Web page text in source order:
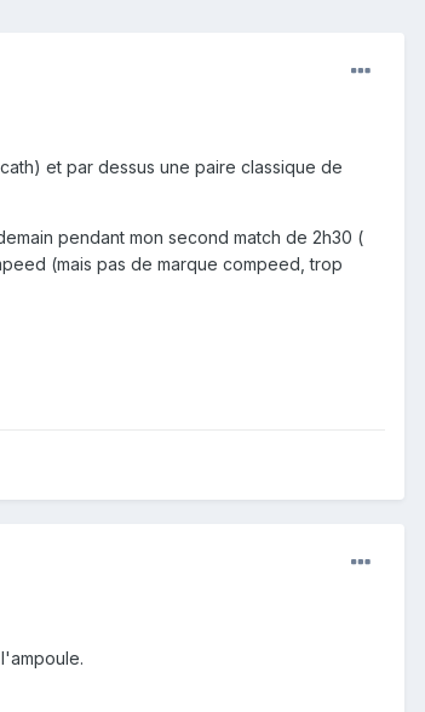
et par dessus une paire classique de
pendant mon second match de 2h30 (
(mais pas de marque compeed, trop